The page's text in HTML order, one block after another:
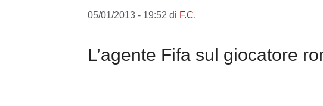
05/01/2013 - 19:52 di F.C.
L’agente Fifa sul giocatore